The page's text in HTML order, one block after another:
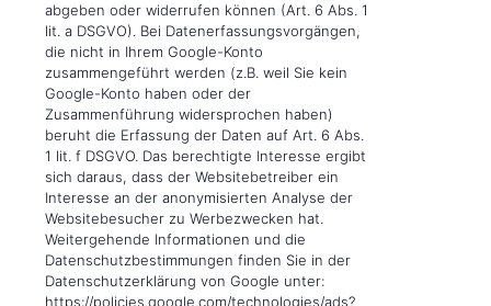
abgeben oder widerrufen können (Art. 6 Abs. 1
lit. a DSGVO). Bei Datenerfassungsvorgängen,
die nicht in Ihrem Google-Konto
zusammengeführt werden (z.B. weil Sie kein
Google-Konto haben oder der
Zusammenführung widersprochen haben)
beruht die Erfassung der Daten auf Art. 6 Abs.
1 lit. f DSGVO. Das berechtigte Interesse ergibt
sich daraus, dass der Websitebetreiber ein
Interesse an der anonymisierten Analyse der
Websitebesucher zu Werbezwecken hat.
Weitergehende Informationen und die
Datenschutzbestimmungen finden Sie in der
Datenschutzerklärung von Google unter:
https://policies.google.com/technologies/ads?